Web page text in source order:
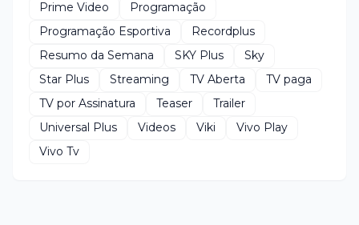
Prime Video
Programação
Programação Esportiva
Recordplus
Resumo da Semana
SKY Plus
Sky
Star Plus
Streaming TV Aberta
TV paga
TV por Assinatura
Teaser
Trailer
Universal Plus
Videos Viki
Vivo Play
Vivo Tv